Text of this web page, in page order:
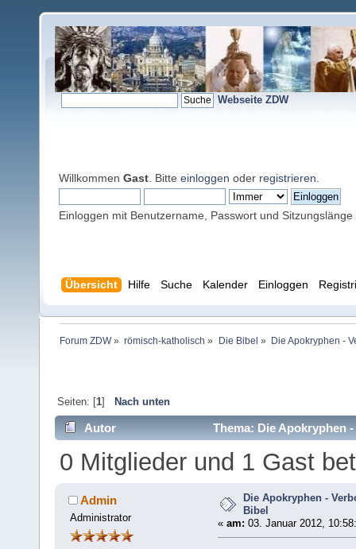
Webseite ZDW
Willkommen Gast . Bitte einloggen oder registrieren
Einloggen mit Benutzername, Passwort und Sitzungslänge
Übersicht Hilfe Suche Kalender Einloggen
Forum ZDW» römisch-katholisch » Die Bibel » Die Apokryphen -
Seiten: [1] Nach unten
Autor Thema: Die Apokryphen
0 Mitglieder und 1 Gast
Admin
Administrator
Die Apokryphen -
Bibel
« am: 03. Januar 2012,